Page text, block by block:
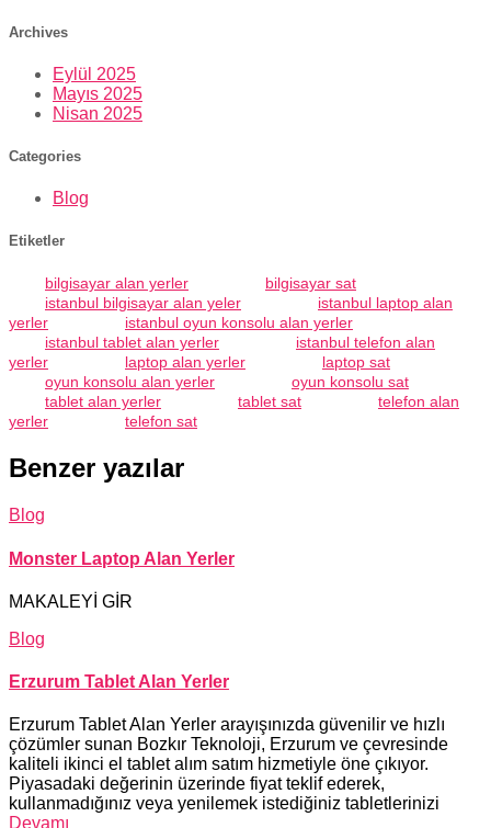
Archives
Eylül 2025
Mayıs 2025
Nisan 2025
Categories
Blog
Etiketler
bilgisayar alan yerler
bilgisayar sat
istanbul bilgisayar alan yeler
istanbul laptop alan
yerler
istanbul oyun konsolu alan yerler
istanbul tablet alan yerler
istanbul telefon alan
yerler
laptop alan yerler
laptop sat
oyun konsolu alan yerler
oyun konsolu sat
tablet alan yerler
tablet sat
telefon alan
yerler
telefon sat
Benzer yazılar
Blog
Monster Laptop Alan Yerler
MAKALEYİ GİR
Blog
Erzurum Tablet Alan Yerler
Erzurum Tablet Alan Yerler arayışınızda güvenilir ve hızlı
çözümler sunan Bozkır Teknoloji, Erzurum ve çevresinde
kaliteli ikinci el tablet alım satım hizmetiyle öne çıkıyor.
Piyasadaki değerinin üzerinde fiyat teklif ederek,
kullanmadığınız veya yenilemek istediğiniz tabletlerinizi
Devamı